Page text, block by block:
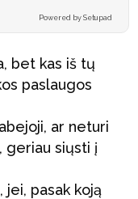
Powered by Setupad
bet kas iš tų
paslaugos
ar neturi
geriau siųsti į
pasak koją